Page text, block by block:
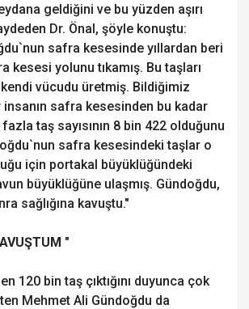
geldiğini ve bu yüzden aşırı
Dr. Önal, şöyle konuştu:
safra kesesinde yıllardan beri
kesesi yolunu tıkamış. Bu taşları
vücudu üretmiş. Bildiğimiz
insanın safra kesesinden bu kadar
fazla taş sayısının 8 bin 422 olduğunu
safra kesesindeki taşlar o
için portakal büyüklüğündeki
büyüklüğüne ulaşmış. Gündoğdu,
sağlığına kavuştu."
"
120 bin taş çıktığını duyunca çok
Mehmet Ali Gündoğdu da